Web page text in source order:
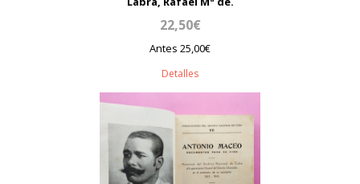
22,50€
Antes 25,00€
Detalles